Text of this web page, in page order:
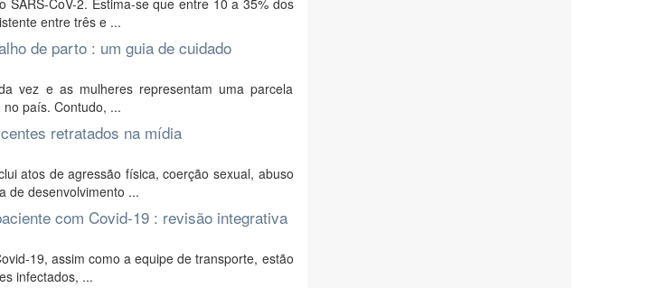
CoV-2. Estima-se que entre 10 a 35% dos
entre três e ...
de parto : um guia de cuidado
vez e as mulheres representam uma parcela
país. Contudo, ...
retratados na mídia
atos de agressão física, coerção sexual, abuso
de desenvolvimento ...
com Covid-19 : revisão integrativa
19, assim como a equipe de transporte, estão
infectados, ...